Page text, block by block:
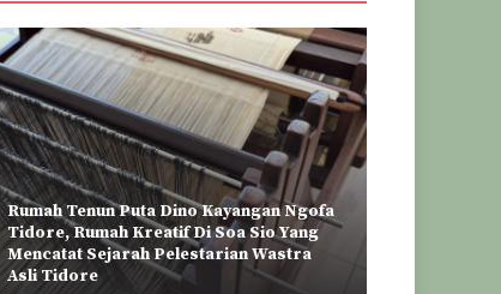
Rumah Tenun Puta Dino Kayangan Ngofa
Tidore, Rumah Kreatif Di Soa Sio Yang
Mencatat Sejarah Pelestarian Wastra
Asli Tidore